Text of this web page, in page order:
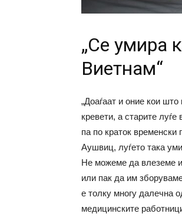
„Се умира
Виетнам“
„Доаѓаат и оние кои
кревети, а старите
па по краток временски
Аушвиц, луѓето така
Не можеме да влеземе
или пак да им
е толку многу далечна
медицинските